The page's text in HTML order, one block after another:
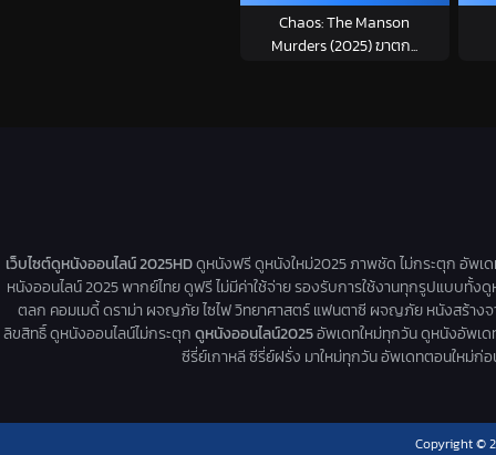
Chaos: The Manson
Murders (2025) ฆาตก...
เว็บไซต์ดูหนังออนไลน์ 2025HDดูหนังฟรี ดูหนังใหม่2025 ภาพชัด ไม่กระตุก อัพเ
หนังออนไลน์ 2025 พากย์ไทย ดูฟรี ไม่มีค่าใช้จ่าย รองรับการใช้งานทุกรูปแบบทั้
ตลก คอมเมดี้ ดราม่า ผจญภัย ไซไฟ วิทยาศาสตร์ แฟนตาซี ผจญภัย หนังสร้างจ
ลิขสิทธิ์ ดูหนังออนไลน์ไม่กระตุกดูหนังออนไลน์2025อัพเดทใหม่ทุกวัน ดูหนังอัพเด
ซีรี่ย์เกาหลี ซีรี่ย์ฝรั่ง มาใหม่ทุกวัน อัพเดทตอนใหม่ก่
Copyright ©